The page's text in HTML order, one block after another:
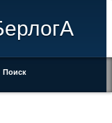
Поиск